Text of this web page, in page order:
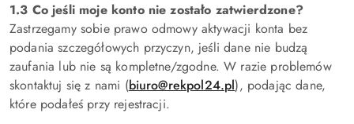
1.3 Co jeśli moje konto nie zostało zatwierdzone?
Zastrzegamy sobie prawo odmowy aktywacji konta bez
podania szczegółowych przyczyn, jeśli dane nie budzą
zaufania lub nie są kompletne/zgodne. W razie problemów
skontaktuj się z nami (biuro@rekpol24.pl), podając dane,
które podałeś przy rejestracji.